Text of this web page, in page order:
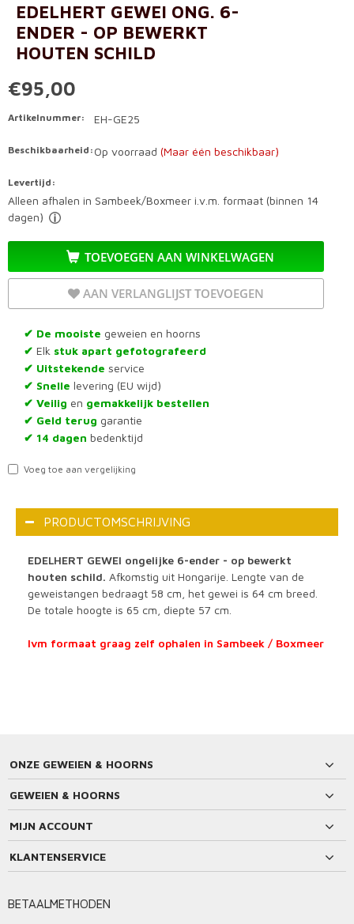
EDELHERT GEWEI ONG. 6-
ENDER - OP BEWERKT
HOUTEN SCHILD
€95,00
Artikelnummer: EH-GE25
Beschikbaarheid: Op voorraad (Maar één beschikbaar)
Levertijd:
Alleen afhalen in Sambeek/Boxmeer i.v.m. formaat (binnen 14
dagen)
TOEVOEGEN AAN WINKELWAGEN
AAN VERLANGLIJST TOEVOEGEN
✔ De mooiste geweien en hoorns
✔ Elk stuk apart gefotografeerd
✔ Uitstekende service
✔ Snelle levering (EU wijd)
✔ Veilig en gemakkelijk bestellen
✔ Geld terug garantie
✔ 14 dagen bedenktijd
Voeg toe aan vergelijking
PRODUCTOMSCHRIJVING
EDELHERT GEWEI ongelijke 6-ender - op bewerkt
houten schild. Afkomstig uit Hongarije. Lengte van de
geweistangen bedraagt 58 cm, het gewei is 64 cm breed.
De totale hoogte is 65 cm, diepte 57 cm.
Ivm formaat graag zelf ophalen in Sambeek / Boxmeer
ONZE GEWEIEN & HOORNS
GEWEIEN & HOORNS
MIJN ACCOUNT
KLANTENSERVICE
BETAALMETHODEN